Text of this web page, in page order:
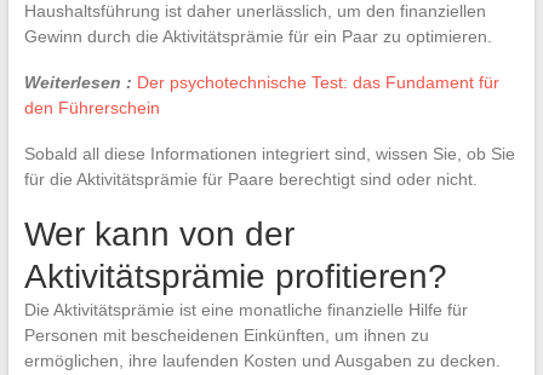
Haushaltsführung ist daher unerlässlich, um den finanziellen
Gewinn durch die Aktivitätsprämie für ein Paar zu optimieren.
Weiterlesen : Der psychotechnische Test: das Fundament für
den Führerschein
Sobald all diese Informationen integriert sind, wissen Sie, ob Sie
für die Aktivitätsprämie für Paare berechtigt sind oder nicht.
Wer kann von der
Aktivitätsprämie profitieren?
Die Aktivitätsprämie ist eine monatliche finanzielle Hilfe für
Personen mit bescheidenen Einkünften, um ihnen zu
ermöglichen, ihre laufenden Kosten und Ausgaben zu decken.